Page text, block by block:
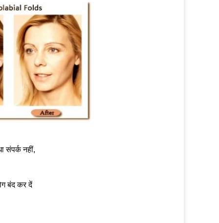
संपर्क नहीं,
बंद कर दें